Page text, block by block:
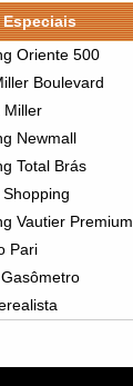
Especiais
Oriente 500
Boulevard
Miller
Newmall
Total Brás
Vautier Premium
Pari